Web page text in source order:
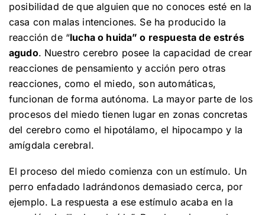
posibilidad de que alguien que no conoces esté en la
casa con malas intenciones. Se ha producido la
reacción de “lucha o huida” o respuesta de estrés
agudo. Nuestro cerebro posee la capacidad de crear
reacciones de pensamiento y acción pero otras
reacciones, como el miedo, son automáticas,
funcionan de forma autónoma. La mayor parte de los
procesos del miedo tienen lugar en zonas concretas
del cerebro como el hipotálamo, el hipocampo y la
amígdala cerebral.
El proceso del miedo comienza con un estímulo. Un
perro enfadado ladrándonos demasiado cerca, por
ejemplo. La respuesta a ese estímulo acaba en la